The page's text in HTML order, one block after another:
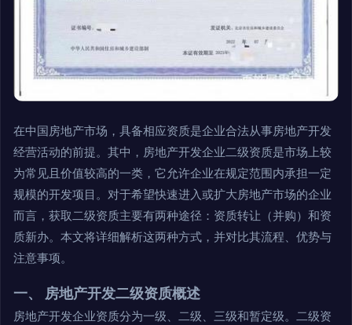
在中国房地产市场，具备相应资质是企业合法从事房地产开发
经营活动的前提。其中，房地产开发企业二级资质是市场上较
为常见且价值较高的一类，它允许企业在规定范围内承担一定
规模的开发项目。对于希望快速进入或扩大房地产市场的企业
而言，获取二级资质主要有两种途径：资质转让（并购）和资
质新办。本文将详细解析这两种方式，并对比其流程、优势与
注意事项。
一、 房地产开发二级资质概述
房地产开发企业资质分为一级、二级、三级和暂定级。二级资